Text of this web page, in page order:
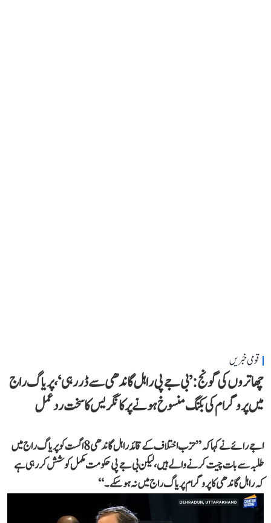
قومی خبریں
چھاتروں کی گونج: ’بی جے پی راہل گاندھی سے ڈر رہی‘، پریاگ راج
میں پروگرام کی بکنگ منسوخ ہونے پر کانگریس کا سخت ردعمل
اجے رائے نے کہا کہ ’’حزب اختلاف کے قائد راہل گاندھی 8 اگست کو پریاگ راج میں
طلبہ سے بات چیت کرنے والے ہیں، لیکن بی جے پی حکومت مکمل کوشش کر رہی ہے
کہ راہل گاندھی کا پروگرام پریاگ راج میں نہ ہو سکے۔‘‘